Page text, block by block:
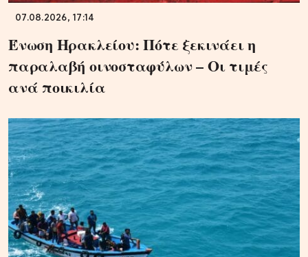
07.08.2026, 17:14
Ένωση Ηρακλείου: Πότε ξεκινάει η
παραλαβή οινοσταφύλων – Οι τιμές
ανά ποικιλία